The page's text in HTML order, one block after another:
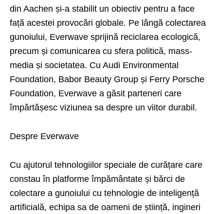
din Aachen și-a stabilit un obiectiv pentru a face
față acestei provocări globale. Pe lângă colectarea
gunoiului, Everwave sprijină reciclarea ecologică,
precum și comunicarea cu sfera politică, mass-
media și societatea. Cu Audi Environmental
Foundation, Babor Beauty Group și Ferry Porsche
Foundation, Everwave a găsit parteneri care
împărtășesc viziunea sa despre un viitor durabil.
Despre Everwave
Cu ajutorul tehnologiilor speciale de curățare care
constau în platforme împământate și bărci de
colectare a gunoiului cu tehnologie de inteligență
artificială, echipa sa de oameni de știință, ingineri